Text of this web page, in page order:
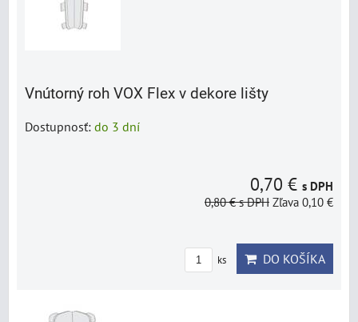
Vnútorný roh VOX Flex v dekore lišty
Dostupnosť: do 3 dní
0,70 € s DPH
0,80 €s DPH Zľava 0,10 €
ks DO KOŠÍKA